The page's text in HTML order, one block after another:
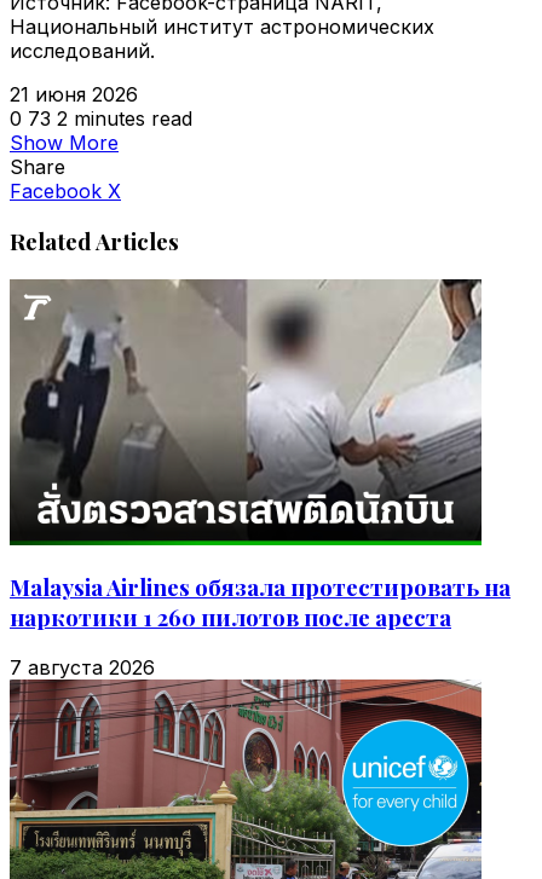
Национальный институт астрономических
исследований.
21 июня 2026
0 73 2 minutes read
Show More
Share
Facebook X
Related Articles
Malaysia Airlines обязала протестировать на
наркотики 1 260 пилотов после ареста
7 августа 2026